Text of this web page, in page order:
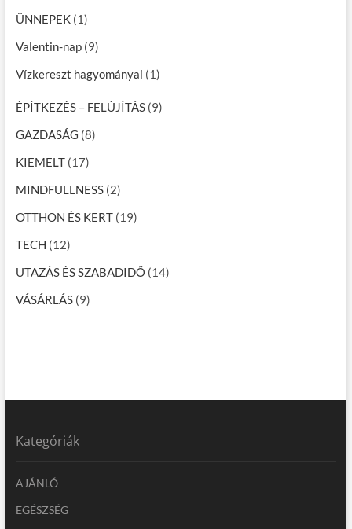
ÜNNEPEK(1)
Valentin-nap(9)
Vízkereszt hagyományai (1)
ÉPÍTKEZÉS – FELÚJÍTÁS(9)
GAZDASÁG (8)
KIEMELT(17)
MINDFULLNESS(2)
OTTHON ÉS KERT(19)
TECH (12)
UTAZÁS ÉS SZABADIDŐ (14)
VÁSÁRLÁS(9)
Kategóriák
AJÁNLÓ
EGÉSZSÉG